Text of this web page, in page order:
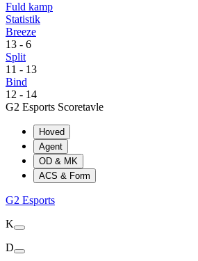
Fuld kamp
Statistik
Breeze
13 - 6
Split
11 - 13
Bind
12 - 14
G2 Esports Scoretavle
Hoved
Agent
OD & MK
ACS & Form
G2 Esports
K
D